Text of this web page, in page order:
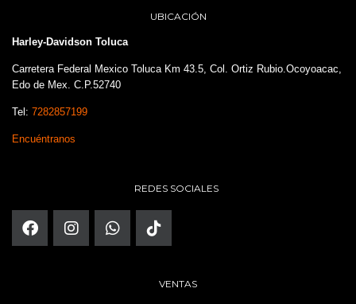
UBICACIÓN
Harley-Davidson Toluca
Carretera Federal Mexico Toluca Km 43.5, Col. Ortiz Rubio.Ocoyoacac,
Edo de Mex. C.P.52740
Tel: 7282857199
Encuéntranos
REDES SOCIALES
VENTAS